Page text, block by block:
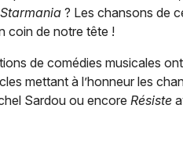
Starmania ? Les chansons de
coin de notre tête !
de comédies musicales
mettant à l’honneur les
Sardou ou encore Résiste